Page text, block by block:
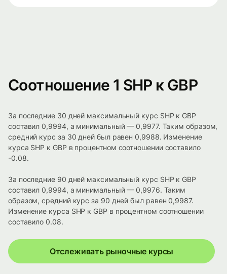
Соотношение 1 SHP к GBP
За последние 30 дней максимальный курс SHP к GBP
составил 0,9994, а минимальный — 0,9977. Таким образом,
средний курс за 30 дней был равен 0,9988. Изменение
курса SHP к GBP в процентном соотношении составило
-0.08.
За последние 90 дней максимальный курс SHP к GBP
составил 0,9994, а минимальный — 0,9976. Таким
образом, средний курс за 90 дней был равен 0,9987.
Изменение курса SHP к GBP в процентном соотношении
составило 0.08.
Отслеживать рыночные курсы